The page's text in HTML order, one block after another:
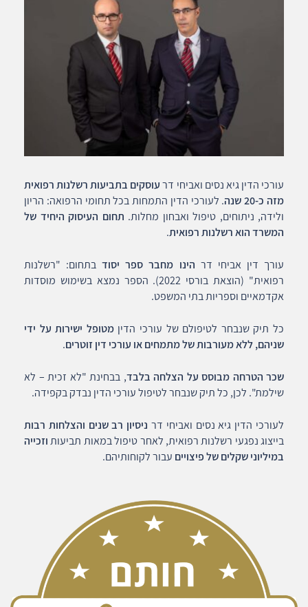
עורכי הדין גיא נסים ואביחי דרעוסקים בתביעות רשלנות רפואית
מזה כ-20 שנה
. לעורכי הדין התמחות בכל תחומי הרפואה: הריון
ולידה, ניתוחים, טיפול ואבחון מחלות. תחום העיסוק היחיד של
המשרד הוא רשלנות רפואית.
עורך דין אביחי דר הינו מחבר ספר יסודבתחום: "רשלנות
רפואית" (הוצאת בורסי 2022). הספר נמצא בשימוש מוסדות
אקדמאיים וספריות בתי המשפט.
כל תיק שנבחר לטיפולם של עורכי הדיןמטופל ישירות על ידי
שניהם, ללא מעורבות של מתמחים או עורכי דין זוטרים.
שכר הטרחה מבוסס על הצלחה בלבד, בבחינת "לא זכית – לא
שילמת". לכן, כל תיק שנבחר לטיפול עורכי הדין נבדק בקפידה.
לעורכי הדין גיא נסים ואביחי דר ניסיון רב שנים והצלחות רבות
בייצוג נפגעי רשלנות רפואית, לאחר טיפול במאות תביעותוזכייה
במיליוני שקלים של פיצויים עבור לקוחותיהם.